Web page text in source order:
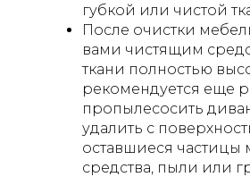
губкой или чистой
После очистки
вами чистящим
ткани полностью
рекомендуется еще
пропылесосить
удалить с
оставшиеся
средства, пыли или